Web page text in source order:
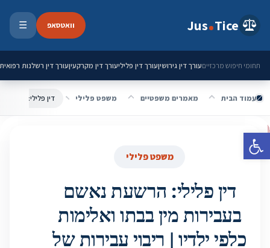
פתח סרגל נגישות
Jus Tice וואטסאפ ☰
תחומי חיפוש מרכזייםעורך דין גירושיןעורך דין פליליעורך דין מקרקעיןעורך דין רשלנות רפואית
עמוד הבית מאמרים משפטיים משפט פלילי
משפט פלילי
דין פלילי: הרשעת נאשם
בעבירות מין בבתו ואלימות
כלפי ילדיו | ריבוי עבירות של